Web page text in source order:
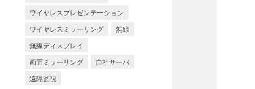
ワイヤレスプレゼンテーション
ワイヤレスミラーリング 無線
無線ディスプレイ
画面ミラーリング 自社サーバ
遠隔監視